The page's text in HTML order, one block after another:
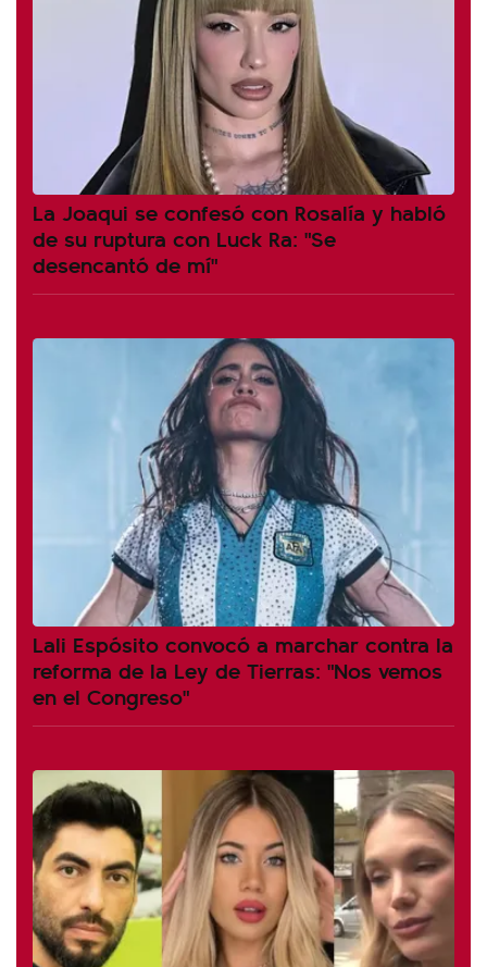
La Joaqui se confesó con Rosalía y habló
de su ruptura con Luck Ra: "Se
desencantó de mí"
Lali Espósito convocó a marchar contra la
reforma de la Ley de Tierras: "Nos vemos
en el Congreso"